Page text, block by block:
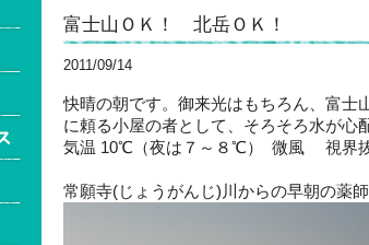
富士山ＯＫ！ 北岳ＯＫ！
2011/09/14
快晴の朝です。御来光はもちろん、富
に頼る小屋の者として、そろそろ水が心
気温 10℃（夜は７～８℃） 微風 視界
常願寺(じょうがんじ)川からの早朝の薬